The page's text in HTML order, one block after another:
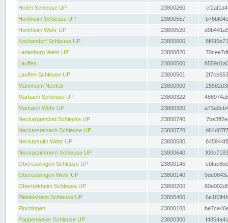
Hofen Schleuse UP
23800260
Horkheim Schleuse UP
23800557
Horkheim Wehr UP
23800520
Kochendorf Schleuse UP
23800600
Ladenburg Wehr UP
23800820
Lauffen
23800500
Lauffen Schleuse UP
23800501
Mannheim Neckar
23800900
Marbach Schleuse UP
23800322
Marbach Wehr UP
23800320
Neckargemünd Schleuse UP
23800740
Neckarsteinach Schleuse UP
23800720
Neckarsulm Wehr UP
23800580
Neckarzimmern Schleuse UP
23800640
Oberesslingen Schleuse UP
23800145
Oberesslingen Wehr UP
23800140
Obertürkheim Schleuse UP
23800200
Pleidelsheim Schleuse UP
23800400
Plochingen
23800100
Poppenweiler Schleuse UP
23800300